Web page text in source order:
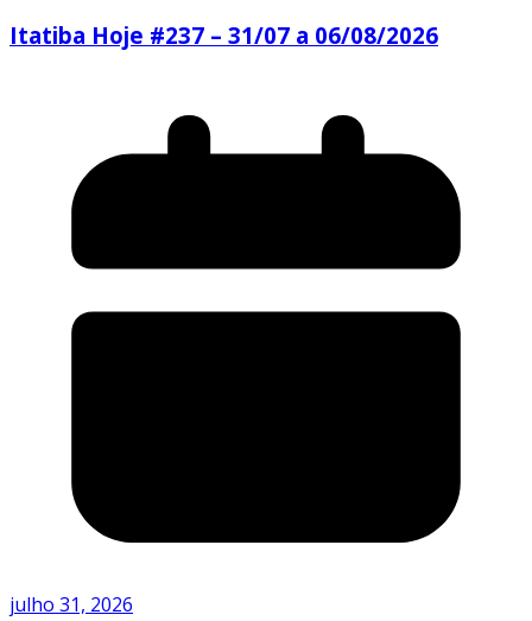
Itatiba Hoje #237 – 31/07 a 06/08/2026
julho 31, 2026